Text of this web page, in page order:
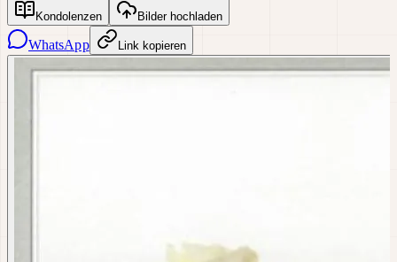
Kondolenzen Bilder hochladen
WhatsApp Link kopieren